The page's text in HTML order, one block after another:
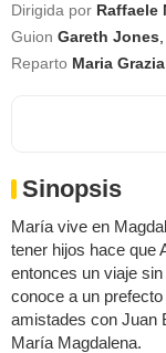
Dirigida por Raffaele
Guion Gareth Jones
Reparto Maria
Sinopsis
María vive en
tener hijos hace que
entonces un viaje
conoce a un
amistades con Juan
María Magdalena.